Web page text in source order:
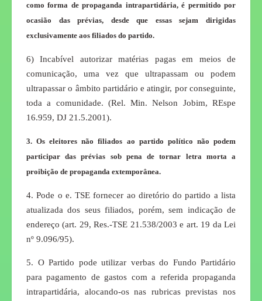
como forma de propaganda intrapartidária, é permitido por
ocasião das prévias, desde que essas sejam dirigidas
exclusivamente aos filiados do partido.
6) Incabível autorizar matérias pagas em meios de
comunicação, uma vez que ultrapassam ou podem
ultrapassar o âmbito partidário e atingir, por conseguinte,
toda a comunidade. (Rel. Min. Nelson Jobim, REspe
16.959, DJ 21.5.2001).
3. Os eleitores não filiados ao partido político não podem
participar das prévias sob pena de tornar letra morta a
proibição de propaganda extemporânea.
4. Pode o e. TSE fornecer ao diretório do partido a lista
atualizada dos seus filiados, porém, sem indicação de
endereço (art. 29, Res.-TSE 21.538/2003 e art. 19 da Lei
nº 9.096/95).
5. O Partido pode utilizar verbas do Fundo Partidário
para pagamento de gastos com a referida propaganda
intrapartidária, alocando-os nas rubricas previstas nos